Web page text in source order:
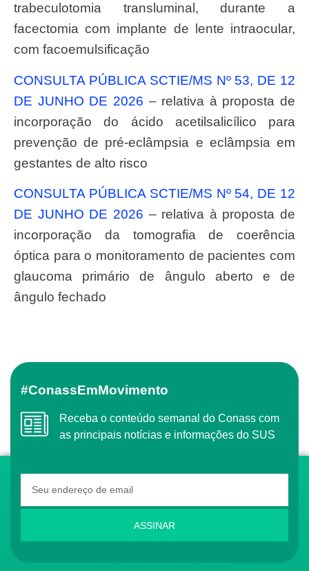
trabeculotomia transluminal, durante a
facectomia com implante de lente intraocular,
com facoemulsificação
CONSULTA PÚBLICA SCTIE/MS Nº 53, DE 12
DE JUNHO DE 2026 – relativa à proposta de
incorporação do ácido acetilsalicílico para
prevenção de pré-eclâmpsia e eclâmpsia em
gestantes de alto risco
CONSULTA PÚBLICA SCTIE/MS Nº 54, DE 12
DE JUNHO DE 2026 – relativa à proposta de
incorporação da tomografia de coerência
óptica para o monitoramento de pacientes com
glaucoma primário de ângulo aberto e de
ângulo fechado
#ConassEmMovimento
Receba o conteúdo semanal do Conass com
as principais notícias e informações do SUS
ASSINAR